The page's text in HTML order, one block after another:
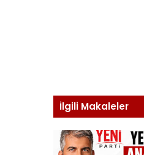
İlgili Makaleler